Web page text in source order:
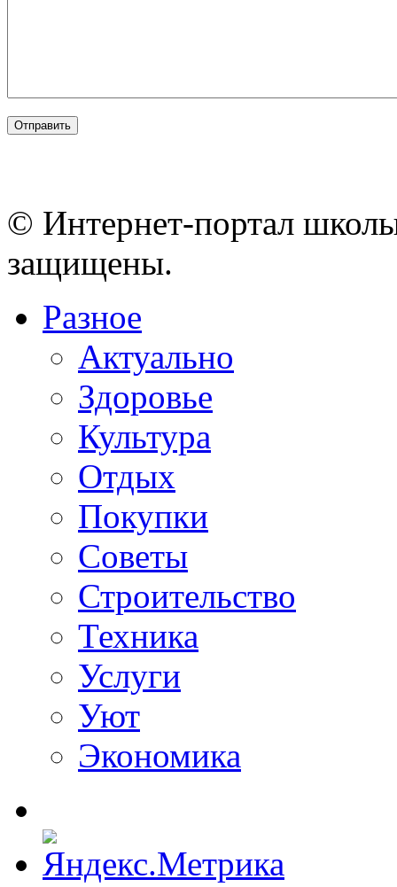
© Интернет-портал
защищены.
Разное
Актуально
Здоровье
Культура
Отдых
Покупки
Советы
Строительство
Техника
Услуги
Уют
Экономика